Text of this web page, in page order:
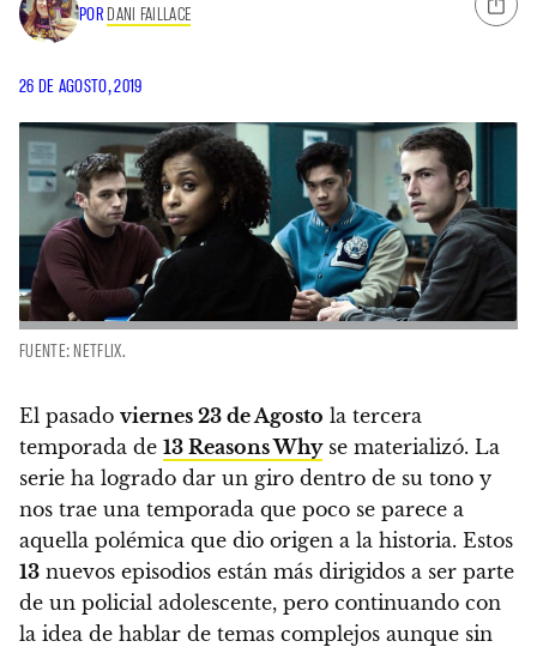
POR DANI FAILLACE
26 DE AGOSTO, 2019
FUENTE: NETFLIX.
El pasado viernes 23 de Agosto la tercera
temporada de 13 Reasons Whyse materializó. La
serie ha logrado dar un giro dentro de su tono y
nos trae una temporada que poco se parece a
aquella polémica que dio origen a la historia. Estos
13 nuevos episodios están más dirigidos a ser parte
de un policial adolescente, pero continuando con
la idea de hablar de temas complejos aunque sin